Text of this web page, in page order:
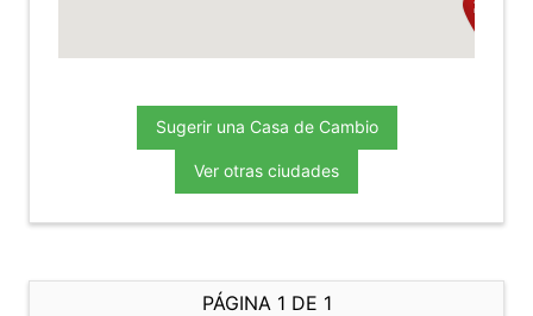
Sugerir una Casa de Cambio
Ver otras ciudades
PÁGINA 1 DE 1